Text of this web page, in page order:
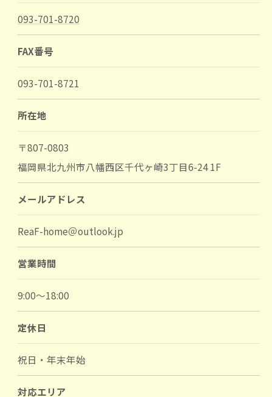
093-701-8720
FAX番号
093-701-8721
所在地
〒807-0803
福岡県北九州市八幡西区千代ヶ崎3丁目6-24 1F
メールアドレス
ReaF-home＠outlook.jp
営業時間
9:00～18:00
定休日
祝日・年末年始
対応エリア